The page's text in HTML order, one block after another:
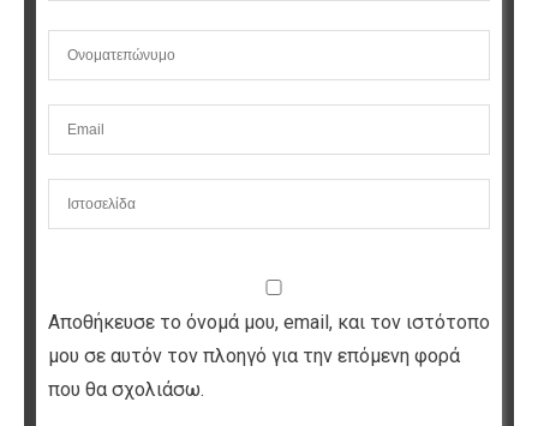
Αποθήκευσε το όνομά μου, email, και τον ιστότοπο
μου σε αυτόν τον πλοηγό για την επόμενη φορά
που θα σχολιάσω.